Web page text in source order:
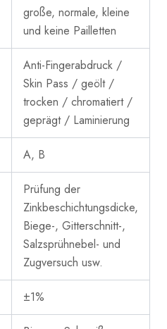
große, normale, kleine
und keine Pailletten
Anti-Fingerabdruck /
Skin Pass / geölt /
trocken / chromatiert /
geprägt / Laminierung
A, B
Prüfung der
Zinkbeschichtungsdicke,
Biege-, Gitterschnitt-,
Salzsprühnebel- und
Zugversuch usw.
±1%